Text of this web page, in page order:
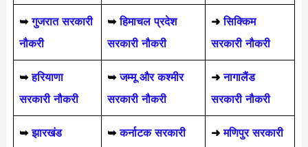
➥ गुजरात सरकारी
नौकरी
➥हिमाचल प्रदेश
सरकारी नौकरी
➜ सिक्किम
सरकारी नौकरी
➥हरियाणा
सरकारी नौकरी
➥जम्मू और कश्मीर
सरकारी नौकरी
➜ नागालैंड
सरकारी नौकरी
➥ झारखंड
➥ कर्नाटक सरकारी
➜ मणिपुर सरकारी